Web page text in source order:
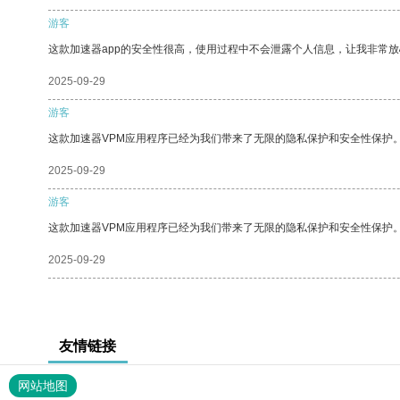
游客
这款加速器app的安全性很高，使用过程中不会泄露个人信息，让我非常放
2025-09-29
游客
这款加速器VPM应用程序已经为我们带来了无限的隐私保护和安全性保护。
2025-09-29
游客
这款加速器VPM应用程序已经为我们带来了无限的隐私保护和安全性保护。
2025-09-29
友情链接
网站地图